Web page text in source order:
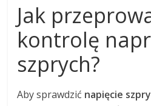
Jak
kontrolę
szprych?
Aby sprawdzić napięcie